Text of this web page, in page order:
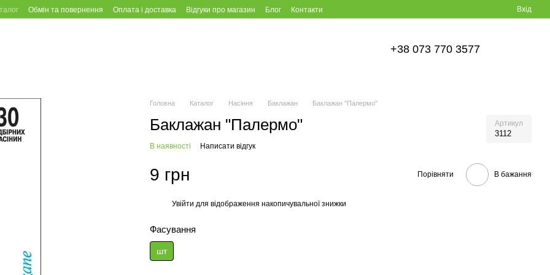
Обмін та повернення Оплата і доставка Відгуки про магазин Блог Контакти Вхід
+38 073 770 3577
Головна Каталог Насіння Баклажан Баклажан "Палермо"
Баклажан "Палермо" Артикул
3112
В наявності Написати відгук
9 грн Порівняти В бажання
Увійти для відображення накопичувальної знижки
Фасування
шт